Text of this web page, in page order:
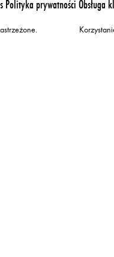
Polityka prywatności Obsługa